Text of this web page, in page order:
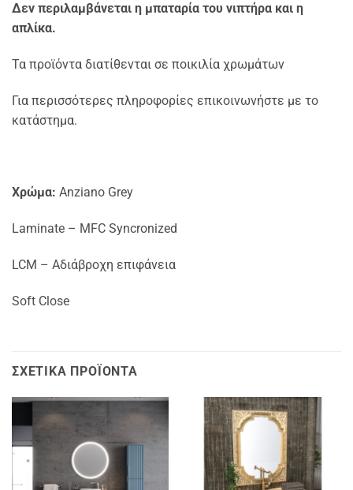
Δεν περιλαμβάνεται η μπαταρία του νιπτήρα και η
απλίκα.
Τα προϊόντα διατίθενται σε ποικιλία χρωμάτων
Για περισσότερες πληροφορίες επικοινωνήστε με το
κατάστημα.
Χρώμα: Anziano Grey
Laminate – MFC Syncronized
LCM – Αδιάβροχη επιφάνεια
Soft Close
ΣΧΕΤΙΚΆ ΠΡΟΪΌΝΤΑ